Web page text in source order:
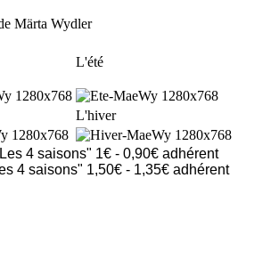
Märta Wydler
L'été
L'hiver
4 saisons" 1€ - 0,90€ adhérent
4 saisons" 1,50€-1,35€ adhérent